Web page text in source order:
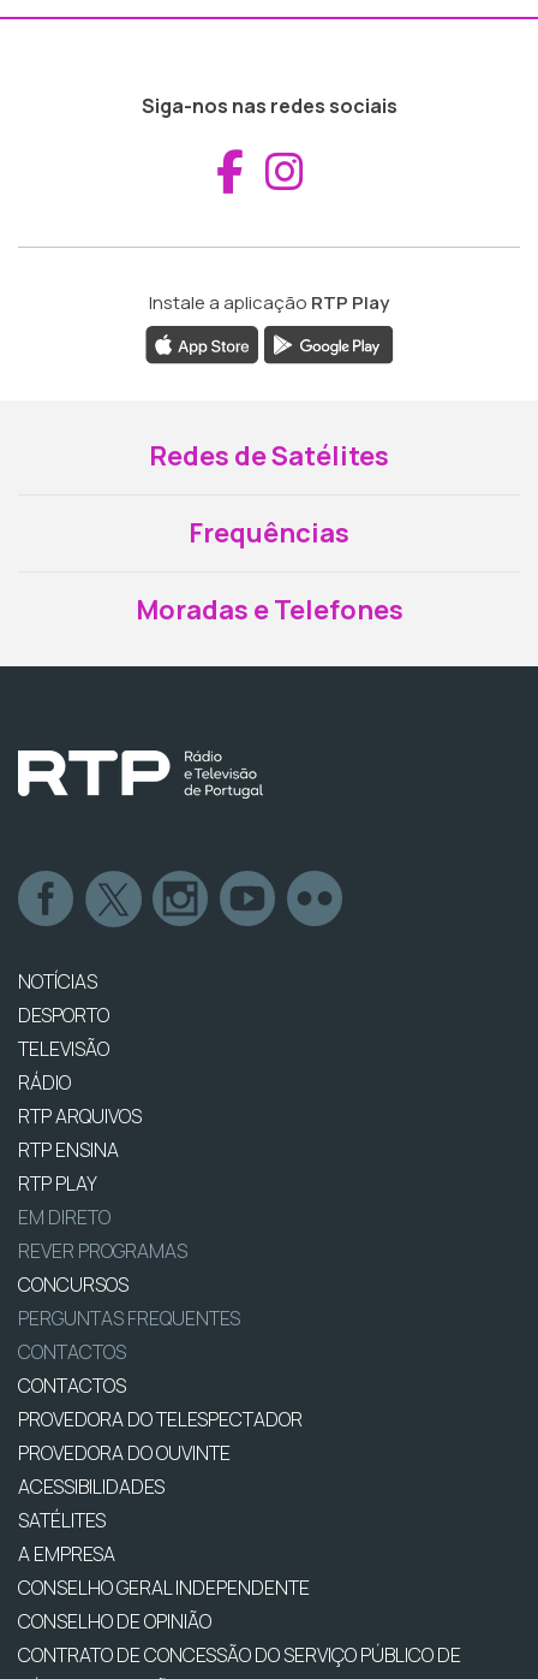
Siga-nos nas redes sociais
Aceder ao
Instale a aplicação RTP Play
Redes de Satélites
Frequências
Moradas e Telefones
NOTÍCIAS
DESPORTO
TELEVISÃO
RÁDIO
RTP ARQUIVOS
RTP ENSINA
RTP PLAY
EM DIRETO
REVER PROGRAMAS
CONCURSOS
PERGUNTAS FREQUENTES
CONTACTOS
CONTACTOS
PROVEDORA DO TELESPECTADOR
PROVEDORA DO OUVINTE
ACESSIBILIDADES
SATÉLITES
A EMPRESA
CONSELHO GERAL INDEPENDENTE
CONSELHO DE OPINIÃO
CONTRATO DE CONCESSÃO DO SERVIÇO PÚBLICO DE